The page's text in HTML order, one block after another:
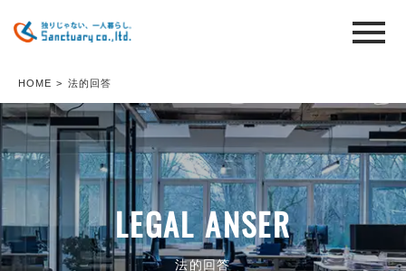
HOME > 法的回答
LEGAL ANSER
法的回答